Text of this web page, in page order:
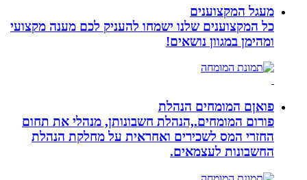
מעגל המקצוענים
כל המקצוענים שלנו ישמחו להעניק לכם מענה מקצועי
ומהימן במגוון נושאים!
פואןם המומחים הנהלת
פורום המומחים.,הנהלת חשבונותן, מנהלי את תחום
החזרי המס לשכירים ואחראית על מחלקת הנהלת
החשבונות לעצמאים.